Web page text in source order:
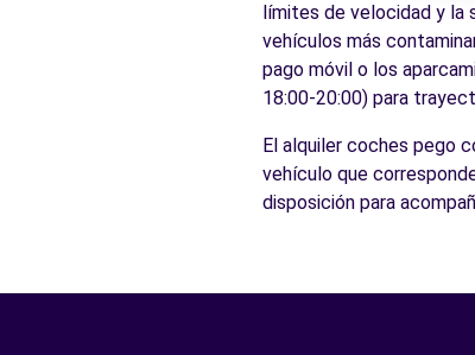
límites de velocidad y la
vehículos más
pago móvil o los
18:00-20:00) para
El alquiler coches pego
vehículo que
disposición para